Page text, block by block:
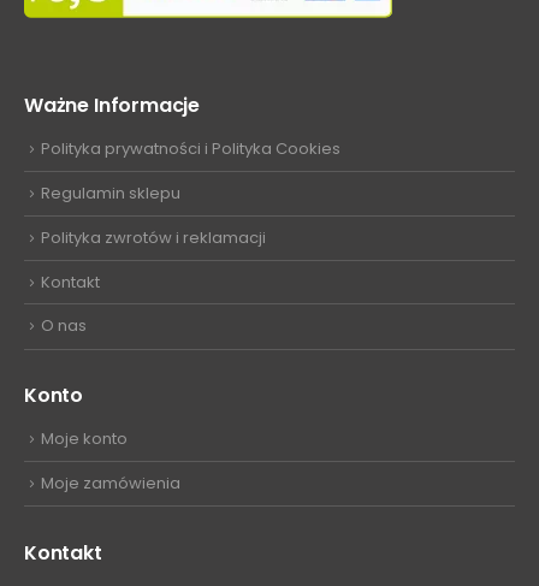
Ważne Informacje
Polityka prywatności i Polityka Cookies
Regulamin sklepu
Polityka zwrotów i reklamacji
Kontakt
O nas
Konto
Moje konto
Moje zamówienia
Kontakt